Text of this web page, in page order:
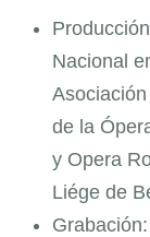
Nacional
de la
y Opera
Liége de